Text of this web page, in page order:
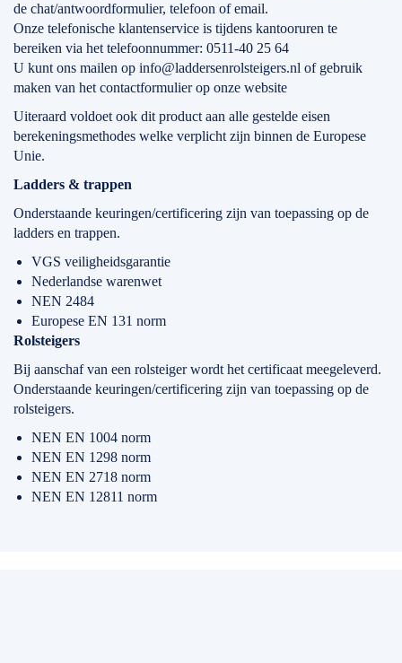
de chat/antwoordformulier, telefoon of email.
Onze telefonische klantenservice is tijdens kantooruren te
bereiken via het telefoonnummer: 0511-40 25 64
U kunt ons mailen op info@laddersenrolsteigers.nl of gebruik
maken van het contactformulier op onze website
Uiteraard voldoet ook dit product aan alle gestelde eisen
berekeningsmethodes welke verplicht zijn binnen de Europese
Unie.
Ladders & trappen
Onderstaande keuringen/certificering zijn van toepassing op de
ladders en trappen.
VGS veiligheidsgarantie
Nederlandse warenwet
NEN 2484
Europese EN 131 norm
Rolsteigers
Bij aanschaf van een rolsteiger wordt het certificaat meegeleverd.
Onderstaande keuringen/certificering zijn van toepassing op de
rolsteigers.
NEN EN 1004 norm
NEN EN 1298 norm
NEN EN 2718 norm
NEN EN 12811 norm